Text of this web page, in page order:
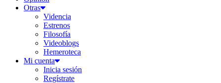
Otras
Videncia
Estrenos
Filosofía
Videoblogs
Hemeroteca
Mi cuenta
Inicia sesión
Regístrate